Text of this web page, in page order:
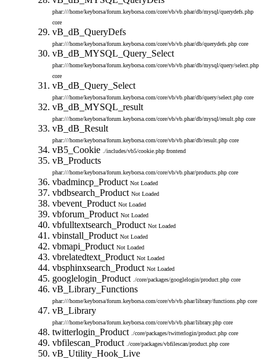
phar:///home/keyborsa/forum.keyborsa.com/core/vb/vb.phar/db/mysql/querydefs.php
core
vB_dB_QueryDefs
phar:///home/keyborsa/forum.keyborsa.com/core/vb/vb.phar/db/querydefs.php core
vB_dB_MYSQL_Query_Select
phar:///home/keyborsa/forum.keyborsa.com/core/vb/vb.phar/db/mysql/query/select.php
core
vB_dB_Query_Select
phar:///home/keyborsa/forum.keyborsa.com/core/vb/vb.phar/db/query/select.php core
vB_dB_MYSQL_result
phar:///home/keyborsa/forum.keyborsa.com/core/vb/vb.phar/db/mysql/result.php core
vB_dB_Result
phar:///home/keyborsa/forum.keyborsa.com/core/vb/vb.phar/db/result.php core
vB5_Cookie ./includes/vb5/cookie.php frontend
vB_Products
phar:///home/keyborsa/forum.keyborsa.com/core/vb/vb.phar/products.php core
vbadmincp_Product Not Loaded
vbdbsearch_Product Not Loaded
vbevent_Product Not Loaded
vbforum_Product Not Loaded
vbfulltextsearch_Product Not Loaded
vbinstall_Product Not Loaded
vbmapi_Product Not Loaded
vbrelatedtext_Product Not Loaded
vbsphinxsearch_Product Not Loaded
googlelogin_Product ./core/packages/googlelogin/product.php core
vB_Library_Functions
phar:///home/keyborsa/forum.keyborsa.com/core/vb/vb.phar/library/functions.php core
vB_Library
phar:///home/keyborsa/forum.keyborsa.com/core/vb/vb.phar/library.php core
twitterlogin_Product ./core/packages/twitterlogin/product.php core
vbfilescan_Product ./core/packages/vbfilescan/product.php core
vB_Utility_Hook_Live